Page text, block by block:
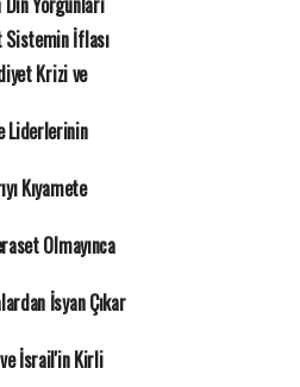
İflası
Krizi ve
Liderlerinin
Kıyamete
Olmayınca
İsyan Çıkar
İsrail'in Kirli